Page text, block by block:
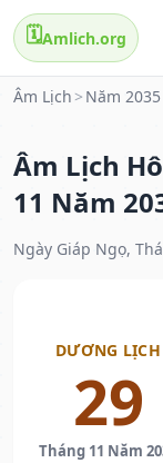
🗓️Amlich.org
Âm Lịch > Năm 2035
Âm Lịch
11 Năm
Ngày Giáp Ngọ,
DƯƠNG LỊCH
29
Tháng 11 Năm